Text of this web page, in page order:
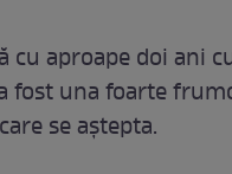
aproape doi ani
fost una foarte
se aștepta.